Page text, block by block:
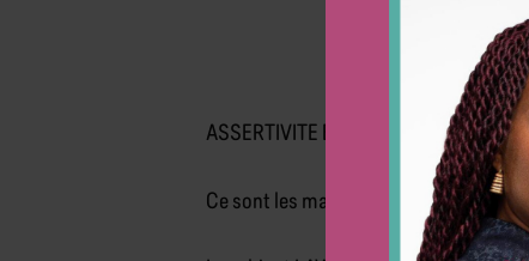
ASSERTIVITE ET AUDACE !!!
Ce sont les maîtres mots qui ont